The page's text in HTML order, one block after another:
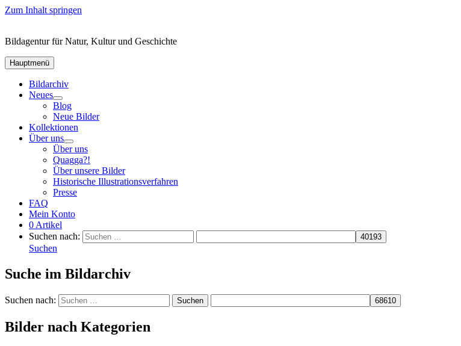
Zum Inhalt springen
Bildagentur für Natur, Kultur und Geschichte
Hauptmenü
Bildarchiv
Neues
Blog
Neue Bilder
Kollektionen
Über uns
Über uns
Quagga?!
Über unsere Bilder
Historische Illustrationsverfahren
Presse
FAQ
Mein Konto
0 Artikel
Suchen nach:
Suchen
Suche im Bildarchiv
Suchen nach:
Bilder nach Kategorien